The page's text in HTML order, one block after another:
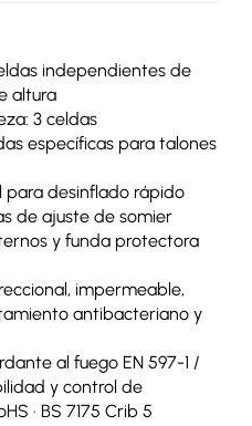
independientes de
altura
3 celdas
específicas para talones
para desinflado rápido
de ajuste de somier
y funda protectora
impermeable,
antibacteriano y
al fuego EN 597-1 /
y control de
· BS 7175 Crib 5